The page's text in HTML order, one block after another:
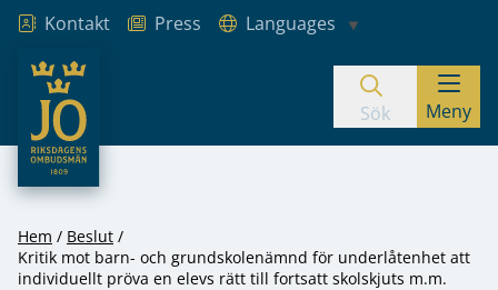
Hoppa till innehåll
Kontakt Press
Languages
JO – Riksdagens Ombudsmän
Sök Meny
Hem
Beslut
Kritik mot barn- och grundskolenämnd för underlåtenhet att
individuellt pröva en elevs rätt till fortsatt skolskjuts m.m.